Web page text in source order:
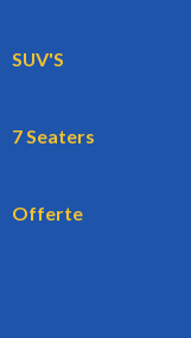
SUV'S
7 Seaters
Offerte